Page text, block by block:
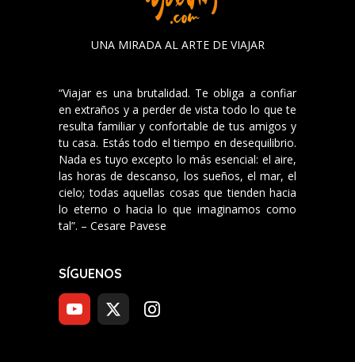
UNA MIRADA AL ARTE DE VIAJAR
“Viajar es una brutalidad. Te obliga a confiar
en extraños y a perder de vista todo lo que te
resulta familiar y confortable de tus amigos y
tu casa. Estás todo el tiempo en desequilibrio.
Nada es tuyo excepto lo más esencial: el aire,
las horas de descanso, los sueños, el mar, el
cielo; todas aquellas cosas que tienden hacia
lo eterno o hacia lo que imaginamos como
tal”. – Cesare Pavese
SÍGUENOS